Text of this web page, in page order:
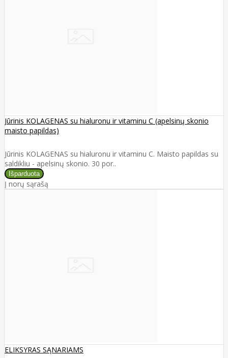
Jūrinis KOLAGENAS su hialuronu ir vitaminu C (apelsinų skonio
maisto papildas)
Jūrinis KOLAGENAS su hialuronu ir vitaminu C. Maisto papildas su
saldikliu - apelsinų skonio. 30 por..
Į norų sąrašą
ELIKSYRAS SĄNARIAMS